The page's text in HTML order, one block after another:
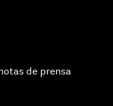
de prensa